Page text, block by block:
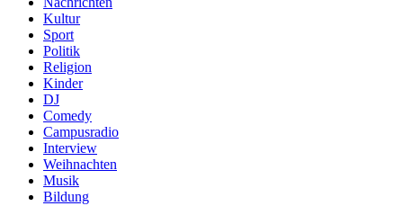
Kultur
Sport
Politik
Religion
Kinder
DJ
Comedy
Campusradio
Interview
Weihnachten
Musik
Bildung